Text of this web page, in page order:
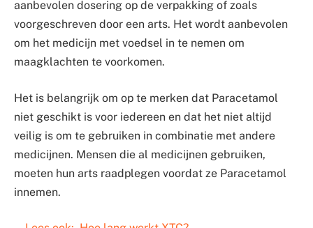
aanbevolen dosering op de verpakking of zoals
voorgeschreven door een arts. Het wordt aanbevolen
om het medicijn met voedsel in te nemen om
maagklachten te voorkomen.
Het is belangrijk om op te merken dat Paracetamol
niet geschikt is voor iedereen en dat het niet altijd
veilig is om te gebruiken in combinatie met andere
medicijnen. Mensen die al medicijnen gebruiken,
moeten hun arts raadplegen voordat ze Paracetamol
innemen.